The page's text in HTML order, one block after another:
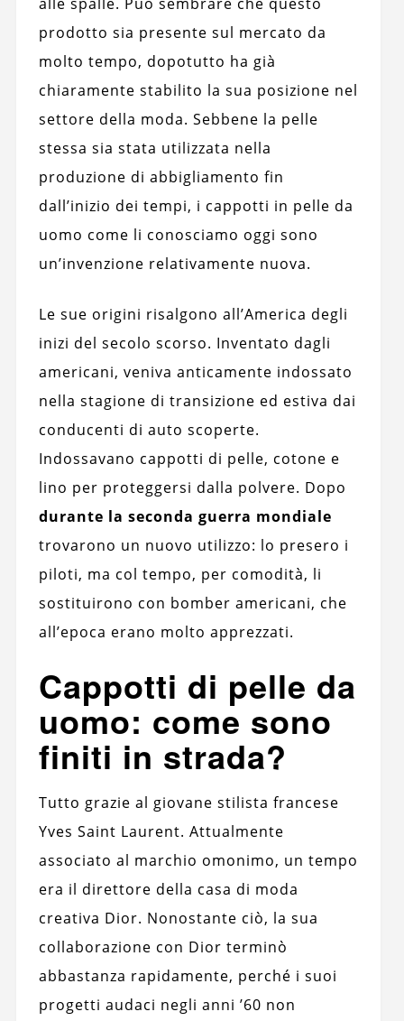
prodotto sia presente sul mercato da
molto tempo, dopotutto ha già
chiaramente stabilito la sua posizione nel
settore della moda. Sebbene la pelle
stessa sia stata utilizzata nella
produzione di abbigliamento fin
dall’inizio dei tempi, i cappotti in pelle da
uomo come li conosciamo oggi sono
un’invenzione relativamente nuova.
Le sue origini risalgono all’America degli
inizi del secolo scorso. Inventato dagli
americani, veniva anticamente indossato
nella stagione di transizione ed estiva dai
conducenti di auto scoperte.
Indossavano cappotti di pelle, cotone e
lino per proteggersi dalla polvere. Dopo
durante la seconda guerra mondiale
trovarono un nuovo utilizzo: lo presero i
piloti, ma col tempo, per comodità, li
sostituirono con bomber americani, che
all’epoca erano molto apprezzati.
Cappotti di pelle da
uomo: come sono
finiti in strada?
Tutto grazie al giovane stilista francese
Yves Saint Laurent. Attualmente
associato al marchio omonimo, un tempo
era il direttore della casa di moda
creativa Dior. Nonostante ciò, la sua
collaborazione con Dior terminò
abbastanza rapidamente, perché i suoi
progetti audaci negli anni ’60 non